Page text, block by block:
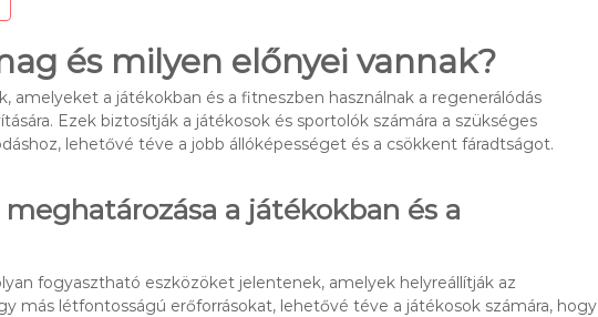
és milyen előnyei vannak?
amelyeket a játékokban és a fitneszben használnak a regenerálódás
Ezek biztosítják a játékosok és sportolók számára a szükséges
lehetővé téve a jobb állóképességet és a csökkent fáradtságot.
a játékokban és a
fogyasztható eszközöket jelentenek, amelyek helyreállítják az
más létfontosságú erőforrásokat, lehetővé téve a játékosok számára, hogy